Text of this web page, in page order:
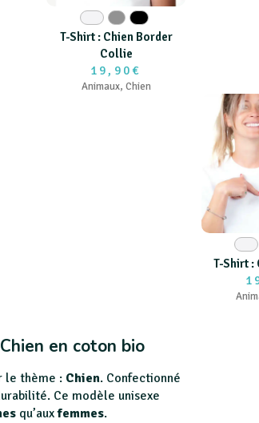
Blanc Gris Noir
T-Shirt : Chien Border
Collie
19,90€
Animaux, Chien
Blanc
T-Shirt :
en coton bio
le thème : Chien. Confectionné
Ce modèle unisexe
qu’auxfemmes.